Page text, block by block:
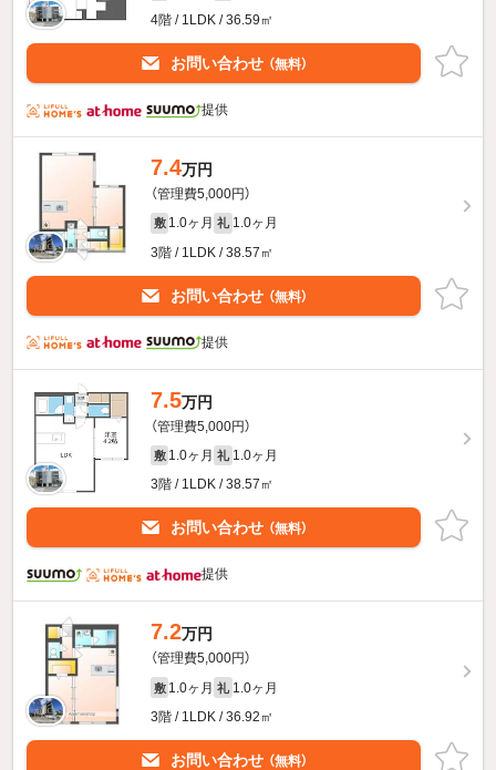
4階 / 1LDK / 36.59㎡
お問い合わせ （無料）
提供
7.4万円
（管理費5,000円）
敷 1.0ヶ月 礼 1.0ヶ月
3階 / 1LDK / 38.57㎡
お問い合わせ （無料）
提供
7.5万円
（管理費5,000円）
敷 1.0ヶ月 礼 1.0ヶ月
3階 / 1LDK / 38.57㎡
お問い合わせ （無料）
提供
7.2万円
（管理費5,000円）
敷 1.0ヶ月 礼 1.0ヶ月
3階 / 1LDK / 36.92㎡
お問い合わせ （無料）